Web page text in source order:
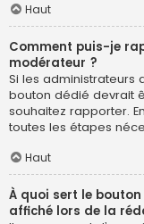
Haut
Comment puis-je
modérateur ?
Si les administrateurs
bouton dédié devrait
souhaitez rapporter.
toutes les étapes
Haut
À quoi sert le
affiché lors de la